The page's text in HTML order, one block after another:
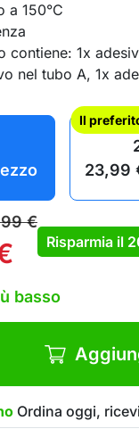
a 150°C
contiene: 1x
nel tubo A, 1x
Il
23,99
€
Risparmia il
basso
Ordina oggi,